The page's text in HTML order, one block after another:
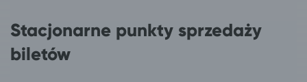
Łódź
Inowrocław
Łódź
Łódź
Stacjonarne punkty sprzedaży
biletów